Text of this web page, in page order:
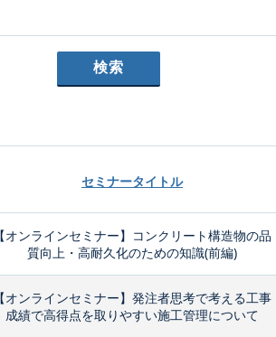
セミナータイトル
【オンラインセミナー】コンクリート構造物の品
質向上・高耐久化のための知識(前編)
【オンラインセミナー】発注者思考で考える工事
成績で高得点を取りやすい施工管理について